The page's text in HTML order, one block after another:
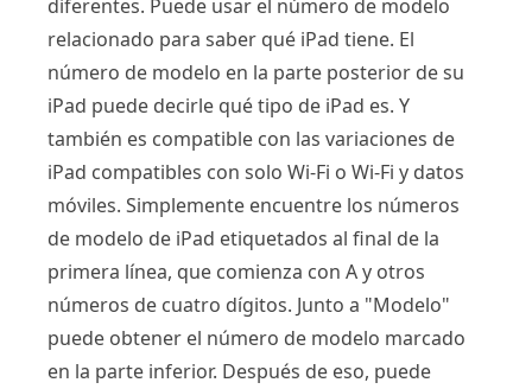
diferentes. Puede usar el número de modelo
relacionado para saber qué iPad tiene. El
número de modelo en la parte posterior de su
iPad puede decirle qué tipo de iPad es. Y
también es compatible con las variaciones de
iPad compatibles con solo Wi-Fi o Wi-Fi y datos
móviles. Simplemente encuentre los números
de modelo de iPad etiquetados al final de la
primera línea, que comienza con A y otros
números de cuatro dígitos. Junto a "Modelo"
puede obtener el número de modelo marcado
en la parte inferior. Después de eso, puede